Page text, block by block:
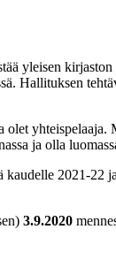
yleisen
Hallituksen
ja olla
2021-
3.9.2020